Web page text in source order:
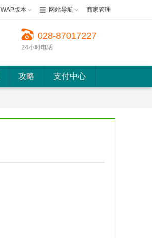
WAP版本 网站导航 商家管理
028-87017227
24小时电话
攻略 支付中心